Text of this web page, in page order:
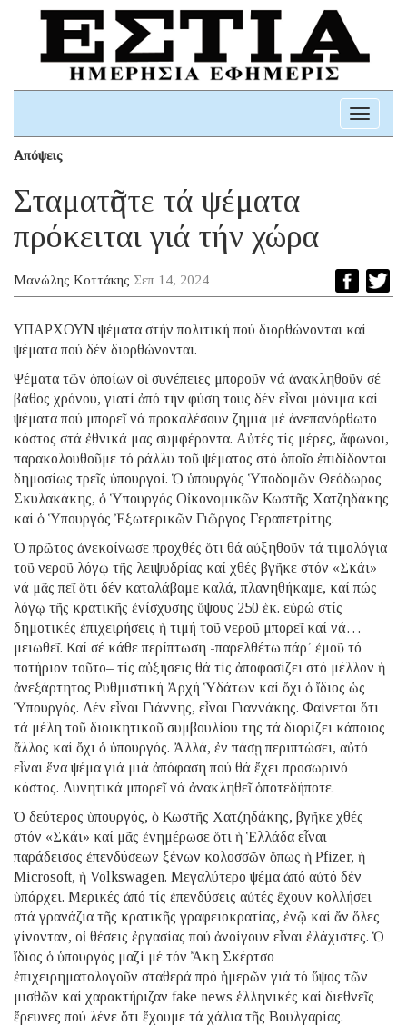
Toggle
Απόψεις
Σταματῆστε τά ψέματα
πρόκειται γιά τήν χώρα
Μανώλης Κοττάκης Σεπ 14, 2024
ΥΠΑΡΧΟΥΝ ψέματα στήν πολιτική πού διορθώνονται καί
ψέματα πού δέν διορθώνονται.
Ψέματα τῶν ὁποίων οἱ συνέπειες μποροῦν νά ἀνακληθοῦν σέ
βάθος χρόνου, γιατί ἀπό τήν φύση τους δέν εἶναι μόνιμα καί
ψέματα πού μπορεῖ νά προκαλέσουν ζημιά μέ ἀνεπανόρθωτο
κόστος στά ἐθνικά μας συμφέροντα. Αὐτές τίς μέρες, ἄφωνοι,
παρακολουθοῦμε τό ράλλυ τοῦ ψέματος στό ὁποῖο ἐπιδίδονται
δημοσίως τρεῖς ὑπουργοί. Ὁ ὑπουργός Ὑποδομῶν Θεόδωρος
Σκυλακάκης, ὁ Ὑπουργός Οἰκονομικῶν Κωστῆς Χατζηδάκης
καί ὁ Ὑπουργός Ἐξωτερικῶν Γιῶργος Γεραπετρίτης.
Ὁ πρῶτος ἀνεκοίνωσε προχθές ὅτι θά αὐξηθοῦν τά τιμολόγια
τοῦ νεροῦ λόγῳ τῆς λειψυδρίας καί χθές βγῆκε στόν «Σκάι»
νά μᾶς πεῖ ὅτι δέν καταλάβαμε καλά, πλανηθήκαμε, καί πώς
λόγῳ τῆς κρατικῆς ἐνίσχυσης ὕψους 250 ἑκ. εὐρώ στίς
δημοτικές ἐπιχειρήσεις ἡ τιμή τοῦ νεροῦ μπορεῖ καί νά…
μειωθεῖ. Καί σέ κάθε περίπτωση -παρελθέτω πάρ᾽ ἐμοῦ τό
ποτήριον τοῦτο– τίς αὐξήσεις θά τίς ἀποφασίζει στό μέλλον ἡ
ἀνεξάρτητος Ρυθμιστική Ἀρχή Ὑδάτων καί ὄχι ὁ ἴδιος ὡς
Ὑπουργός. Δέν εἶναι Γιάννης, εἶναι Γιαννάκης. Φαίνεται ὅτι
τά μέλη τοῦ διοικητικοῦ συμβουλίου της τά διορίζει κάποιος
ἄλλος καί ὄχι ὁ ὑπουργός. Ἀλλά, ἐν πάσῃ περιπτώσει, αὐτό
εἶναι ἕνα ψέμα γιά μιά ἀπόφαση πού θά ἔχει προσωρινό
κόστος. Δυνητικά μπορεῖ νά ἀνακληθεῖ ὁποτεδήποτε.
Ὁ δεύτερος ὑπουργός, ὁ Κωστῆς Χατζηδάκης, βγῆκε χθές
στόν «Σκάι» καί μᾶς ἐνημέρωσε ὅτι ἡ Ἑλλάδα εἶναι
παράδεισος ἐπενδύσεων ξένων κολοσσῶν ὅπως ἡ Pfizer, ἡ
Microsoft, ἡ Volkswagen. Μεγαλύτερο ψέμα ἀπό αὐτό δέν
ὑπάρχει. Μερικές ἀπό τίς ἐπενδύσεις αὐτές ἔχουν κολλήσει
στά γρανάζια τῆς κρατικῆς γραφειοκρατίας, ἐνῷ καί ἄν ὅλες
γίνονταν, οἱ θέσεις ἐργασίας πού ἀνοίγουν εἶναι ἐλάχιστες. Ὁ
ἴδιος ὁ ὑπουργός μαζί μέ τόν Ἄκη Σκέρτσο
ἐπιχειρηματολογοῦν σταθερά πρό ἡμερῶν γιά τό ὕψος τῶν
μισθῶν καί χαρακτήριζαν fake news ἑλληνικές καί διεθνεῖς
ἔρευνες πού λένε ὅτι ἔχουμε τά χάλια τῆς Βουλγαρίας.